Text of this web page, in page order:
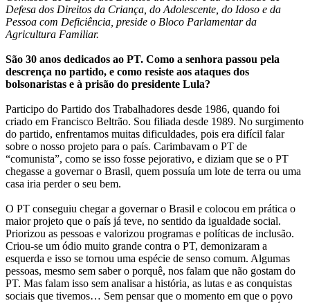
Defesa dos Direitos da Criança, do Adolescente, do Idoso e da
Pessoa com Deficiência, preside o Bloco Parlamentar da
Agricultura Familiar.
São 30 anos dedicados ao PT. Como a senhora passou pela
descrença no partido, e como resiste aos ataques dos
bolsonaristas e à prisão do presidente Lula?
Participo do Partido dos Trabalhadores desde 1986, quando foi
criado em Francisco Beltrão. Sou filiada desde 1989. No surgimento
do partido, enfrentamos muitas dificuldades, pois era difícil falar
sobre o nosso projeto para o país. Carimbavam o PT de
“comunista”, como se isso fosse pejorativo, e diziam que se o PT
chegasse a governar o Brasil, quem possuía um lote de terra ou uma
casa iria perder o seu bem.
O PT conseguiu chegar a governar o Brasil e colocou em prática o
maior projeto que o país já teve, no sentido da igualdade social.
Priorizou as pessoas e valorizou programas e políticas de inclusão.
Criou-se um ódio muito grande contra o PT, demonizaram a
esquerda e isso se tornou uma espécie de senso comum. Algumas
pessoas, mesmo sem saber o porquê, nos falam que não gostam do
PT. Mas falam isso sem analisar a história, as lutas e as conquistas
sociais que tivemos… Sem pensar que o momento em que o povo